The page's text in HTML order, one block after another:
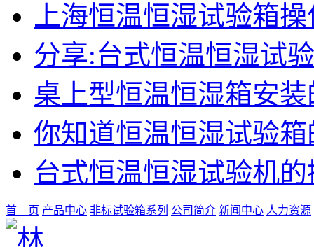
上海恒温恒湿试验箱
分享:台式恒温恒湿试
桌上型恒温恒湿箱安
你知道恒温恒湿试验
台式恒温恒湿试验机
首 页 产品中心 非标试验箱系列 公司简介 新闻中心 人力资源